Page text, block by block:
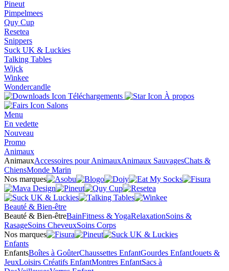
Pineut
Pimpelmees
Quy Cup
Resetea
Snippers
Suck UK & Luckies
Talking Tables
Wijck
Winkee
Wondercandle
Téléchargements
À propos
Salons
Menu
En vedette
Nouveau
Promo
Animaux
AnimauxAccessoires pour AnimauxAnimaux SauvagesChats &
ChiensMonde Marin
Nos marques
Beauté & Bien-être
Beauté & Bien-êtreBainFitness & YogaRelaxationSoins &
RasageSoins CheveuxSoins Corps
Nos marques
Enfants
EnfantsBoîtes à GoûterChaussettes EnfantGourdes EnfantJouets &
JeuxLoisirs Créatifs EnfantMontres EnfantSacs à